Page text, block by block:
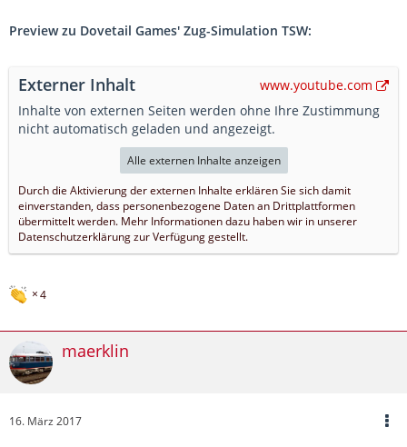
Preview zu Dovetail Games' Zug-Simulation TSW:
Externer Inhalt
www.youtube.com
Inhalte von externen Seiten werden ohne Ihre Zustimmung
nicht automatisch geladen und angezeigt.
Alle externen Inhalte anzeigen
Durch die Aktivierung der externen Inhalte erklären Sie sich damit
einverstanden, dass personenbezogene Daten an Drittplattformen
übermittelt werden. Mehr Informationen dazu haben wir in unserer
Datenschutzerklärung zur Verfügung gestellt.
4
maerklin
16. März 2017